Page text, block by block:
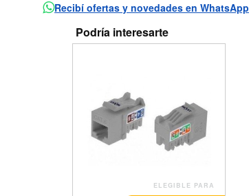
Recibí ofertas y novedades en WhatsApp
Podría interesarte
ELEGIBLE PARA